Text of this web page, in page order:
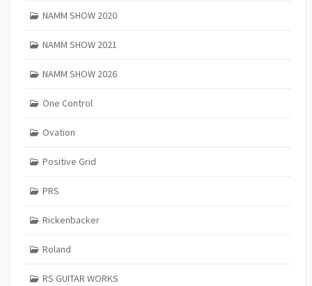
NAMM SHOW 2020
NAMM SHOW 2021
NAMM SHOW 2026
One Control
Ovation
Positive Grid
PRS
Rickenbacker
Roland
RS GUITAR WORKS